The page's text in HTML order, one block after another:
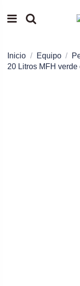
Inicio Equipo
20 Litros MFH verde